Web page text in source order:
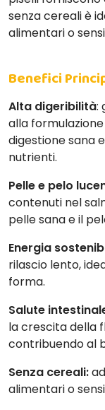
senza cereali è
alimentari o
Benefici
Alta digeribilità:
alla
digestione sana
nutrienti.
Pelle e pelo
contenuti nel
pelle sana e il
Energia
rilascio lento,
forma.
Salute
la crescita della
contribuendo al
Senza cereali:
alimentari o